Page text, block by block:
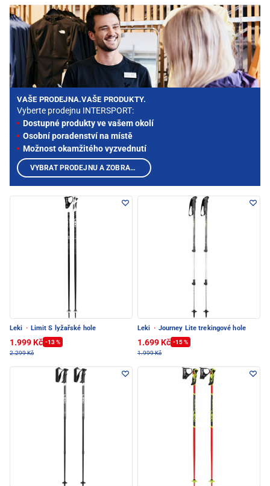
Leki · Limit S lyžařské hole
1.999 Kč -13 %
2.299 Kč
Leki · Journey Lite trekingové hole
1.699 Kč -15 %
1.999 Kč
VAŠE PRODEJNA.VAŠE PRODUKTY.
Vyberte prodejnu INTERSPORT:
Dostupné produkty ve vašem okolí
Osobní poradenství na místě
Možnost okamžitého vyzvednutí
VYBRAT PRODEJNU A ZOBRAZIT PRODUKTY